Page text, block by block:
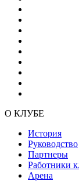
О КЛУБЕ
История
Руководство
Партнеры
Работники
Арена